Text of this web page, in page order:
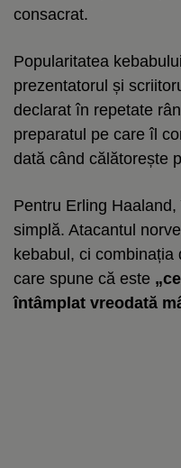
consacrat.
Popularitatea
prezentatorul și
declarat în repetate
preparatul pe care îl
dată când călătorește
Pentru Erling
simplă. Atacantul
kebabul, ci
care spune că este
întâmplat vreodată